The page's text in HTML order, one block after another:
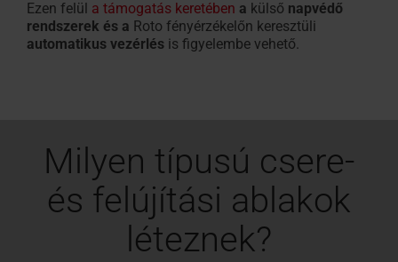
Ezen felül a támogatás keretében a külső napvédő
rendszerek és a Roto fényérzékelőn keresztüli
automatikus vezérlés is figyelembe vehető.
Milyen típusú csere-
és felújítási ablakok
léteznek?